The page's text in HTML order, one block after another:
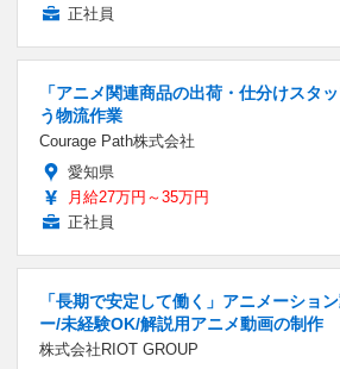
正社員
「アニメ関連商品の出荷・仕分けスタ
う物流作業
Courage Path株式会社
愛知県
月給27万円～35万円
正社員
「長期で安定して働く」アニメーショ
ー/未経験OK/解説用アニメ動画の制作
株式会社RIOT GROUP